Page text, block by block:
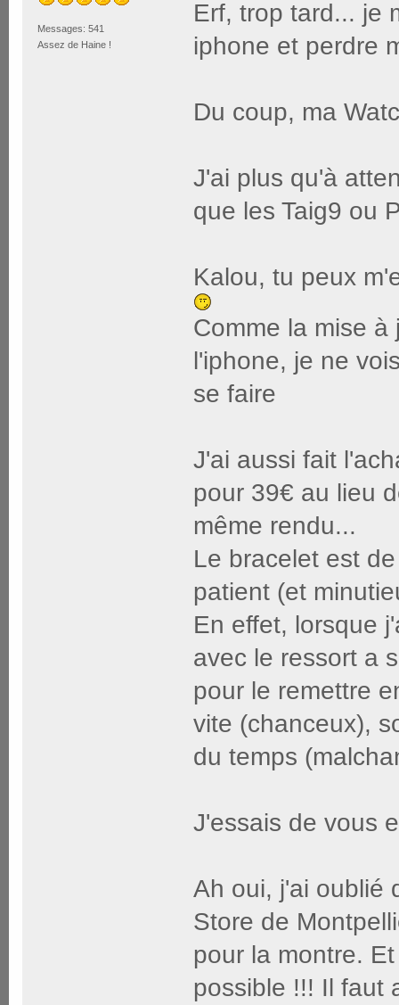
Messages: 541
Assez de Haine !
Erf, trop tard... je
iphone et perdre
Du coup, ma
J'ai plus qu'à
que les Taig9 ou
Kalou, tu peux
Comme la mise
l'iphone, je ne
se faire
J'ai aussi fait
pour 39€ au lieu
même rendu...
Le bracelet est
patient (et
En effet, lorsque
avec le ressort a
pour le remettre
vite (chanceux),
du temps
J'essais de vous
Ah oui, j'ai oublié
Store de
pour la montre.
possible !!! Il faut